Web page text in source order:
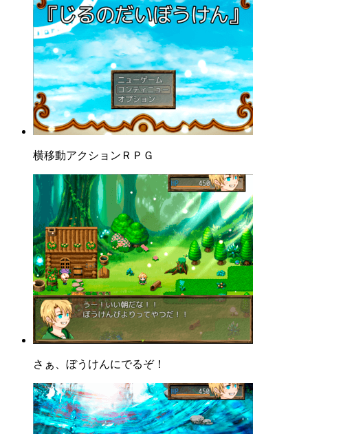
横移動アクションＲＰＧ
さぁ、ぼうけんにでるぞ！